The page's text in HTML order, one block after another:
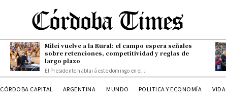
Milei vuelve a la Rural: el campo espera señales
sobre retenciones, competitividad y reglas de
largo plazo
El Presidente hablará este domingo en el...
CÓRDOBA CAPITAL ARGENTINA MUNDO POLITICA Y ECONOMÍA VIDA